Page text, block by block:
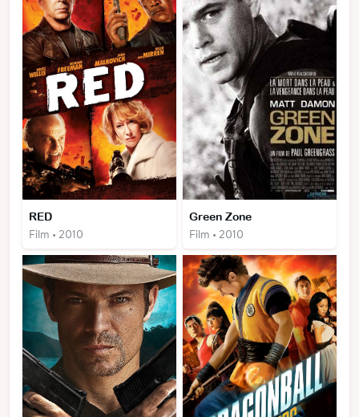
RED
Film • 2010
Green Zone
Film • 2010